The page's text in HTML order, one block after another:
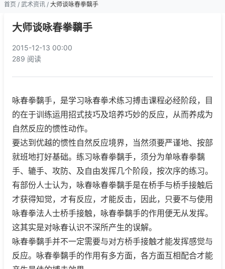
首页 / 武术资讯 / 大师谈咏春拳黐手
大师谈咏春拳黐手
2015-12-13 00:00
289 阅读
咏春拳黐手，是学习咏春拳术练习搏击课程必经阶段，目
的在于训练运用招式技巧及培养巧妙的反应，从而养成为
自然反应的惯性动作。
要达到优越的惯性自然反应境界，当然须要严谨地、按部
就班地打好基础。练习咏春拳黐手，须分为单咏春拳黐
手、辘手、攻防、及自由发挥几个阶段，按次序的练习。
有部份人士认为，咏春咏春拳黐手是在桥手与桥手接触后
才获得知觉，才有反应，才能反击，因此，只要不与使用
咏春拳法人士桥手接触，咏春拳黐手的作用便无从发挥。
这其实是对咏春认识不深所产生的误解。
咏春拳黐手并不一定需要与对方桥手接触才能发挥感觉与
反应。咏春拳黐手的作用有多方面，各方面互相配合才能